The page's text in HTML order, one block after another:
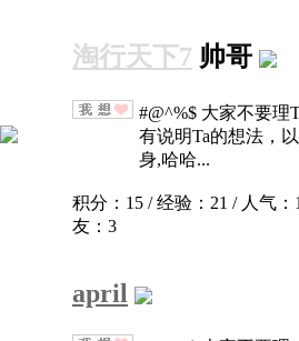
淘行天下7 帅哥
#@^%$ 大家不要理
有说明Ta的想法，
身,哈哈...
积分：15 / 经验：21 / 人气：
友：3
april